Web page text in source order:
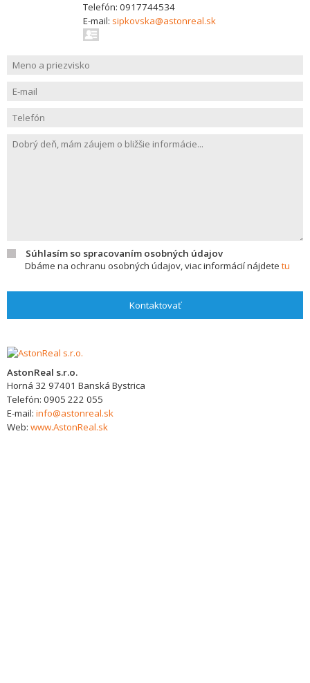
Telefón: 0917744534
E-mail: sipkovska@astonreal.sk
Súhlasím so spracovaním osobných údajov
Dbáme na ochranu osobných údajov, viac informácií nájdete tu
Kontaktovať
AstonReal s.r.o.
Horná 32 97401 Banská Bystrica
Telefón: 0905 222 055
E-mail: info@astonreal.sk
Web: www.AstonReal.sk